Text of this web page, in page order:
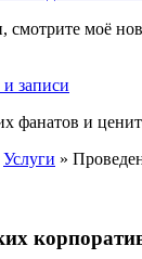
смотрите моё
записи
фанатов и
Услуги »